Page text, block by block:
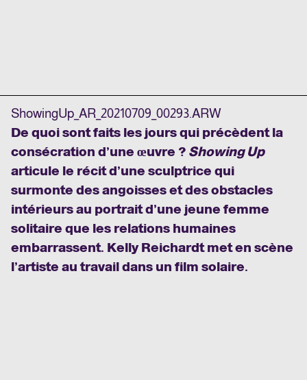
ShowingUp_AR_20210709_00293.ARW
De quoi sont faits les jours qui précèdent la
consécration d’une œuvre ? Showing Up
articule le récit d’une sculptrice qui
surmonte des angoisses et des obstacles
intérieurs au portrait d’une jeune femme
solitaire que les relations humaines
embarrassent. Kelly Reichardt met en scène
l’artiste au travail dans un film solaire.